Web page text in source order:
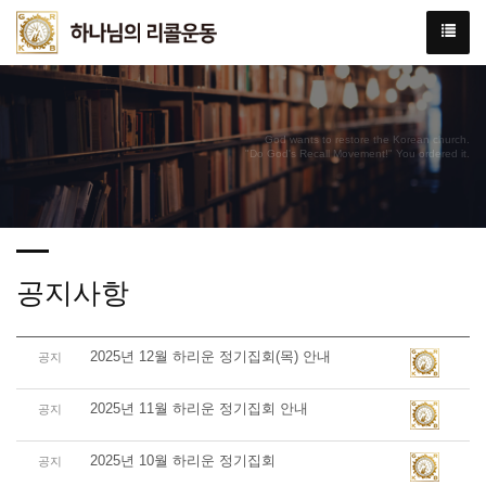
God wants to restore the Korean church.
"Do God's Recall Movement!" You ordered it.
공지사항
공지 2025년 12월 하리운 정기집회(목) 안내
공지 2025년 11월 하리운 정기집회 안내
공지 2025년 10월 하리운 정기집회